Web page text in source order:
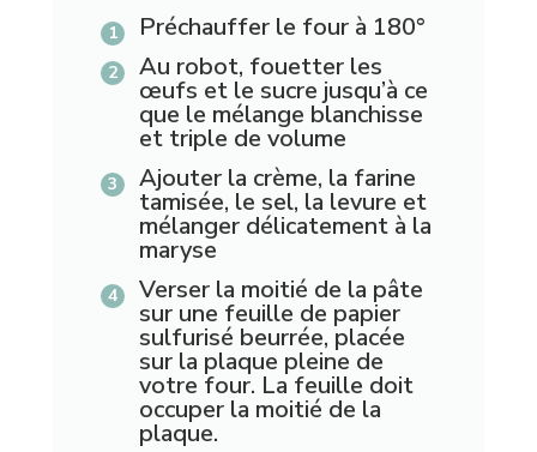
Préchauffer le four à 180°
Au robot, fouetter les
œufs et le sucre jusqu’à ce
que le mélange blanchisse
et triple de volume
Ajouter la crème, la farine
tamisée, le sel, la levure et
mélanger délicatement à la
maryse
Verser la moitié de la pâte
sur une feuille de papier
sulfurisé beurrée, placée
sur la plaque pleine de
votre four. La feuille doit
occuper la moitié de la
plaque.